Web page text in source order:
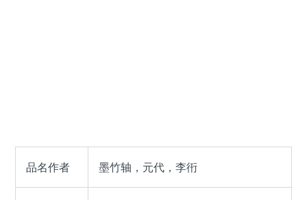
品名作者 墨竹轴，元代，李衎